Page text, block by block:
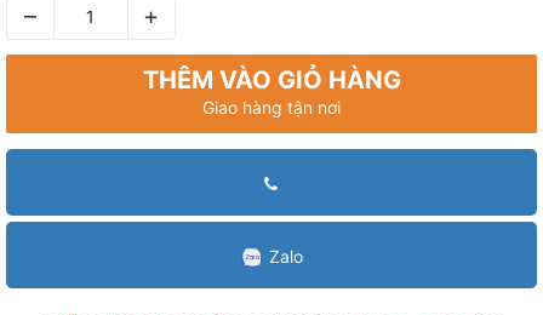
– +
THÊM VÀO GIỎ HÀNG
Giao hàng tận nơi
Zalo